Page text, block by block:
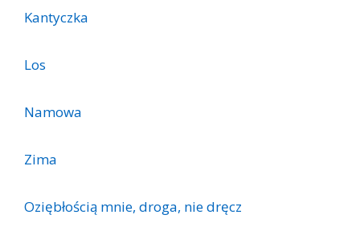
Kantyczka
Los
Namowa
Zima
Oziębłością mnie, droga, nie dręcz